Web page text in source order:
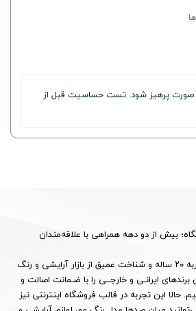
پرهیز شود. تست حساسیت قبل از
بیش از دو دهه همراهی با علاقه‌مندان
ما در ایرج گالری با تکیه بر تجربه ۲۰ ساله و شناخت عمیق از بازار آرایشی و رنگ
ایرانـی و خارجــی را با ضـمانت اصالت و
حالا این تجربه در قالب فروشگاه اینترنتی نیز